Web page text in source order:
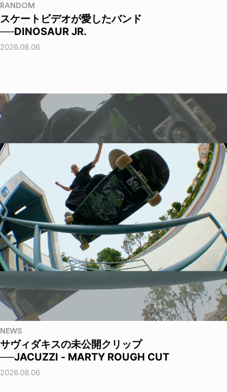
RANDOM
スケートビデオが愛したバンド
──DINOSAUR JR.
2026.08.06
NEWS
サヴィダキスの未公開クリップ
──JACUZZI - MARTY ROUGH CUT
2026.08.06